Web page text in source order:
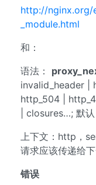
http://nginx.org/
_module.html
和：
语法：
invalid_header |
http_504 |
| closures…; 默
上下文：http，
请求应该传递给
错误